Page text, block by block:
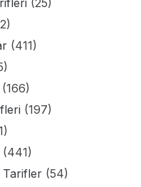
(25)
(411)
(166)
(197)
(441)
Tarifler(54)